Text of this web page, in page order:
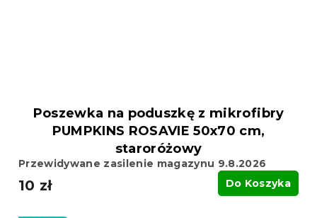
Poszewka na poduszkę z mikrofibry
PUMPKINS ROSAVIE 50x70 cm,
staroróżowy
Przewidywane zasilenie magazynu 9.8.2026
10 zł Do Koszyka